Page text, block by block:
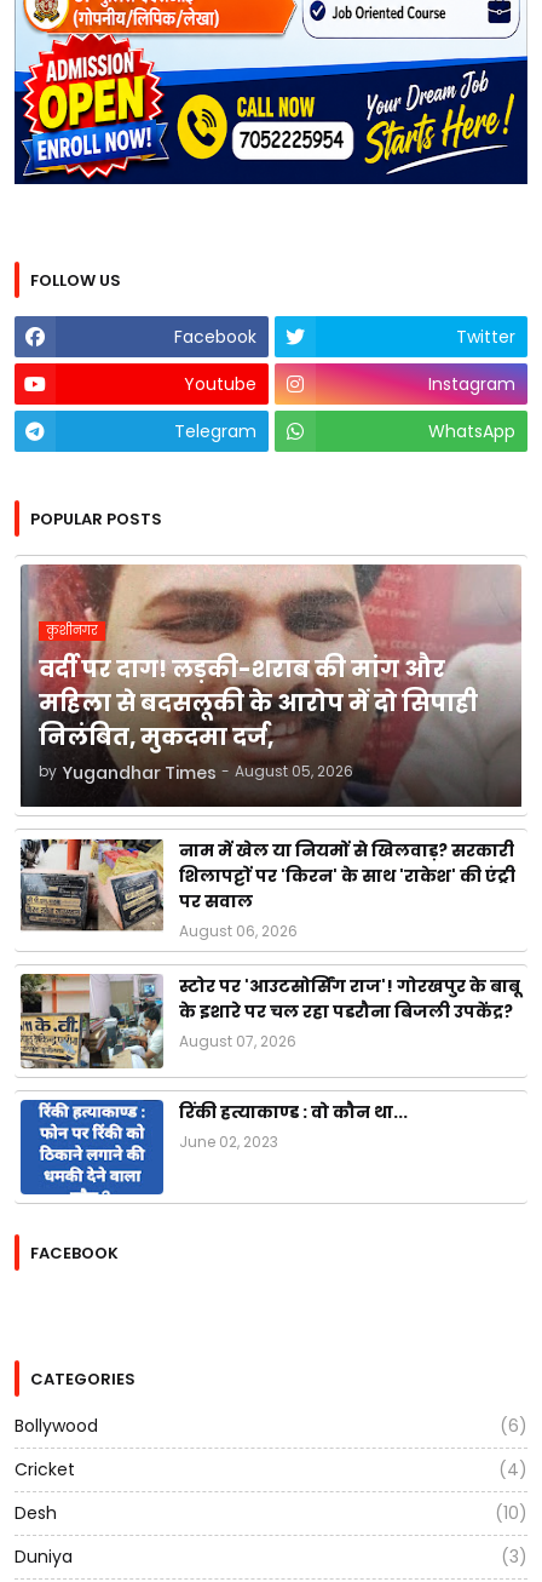
FOLLOW US
Facebook
Twitter
Youtube
Instagram
Telegram
WhatsApp
POPULAR POSTS
कुशीनगर
वर्दी पर दाग! लड़की-शराब की मांग और
महिला से बदसलूकी के आरोप में दो सिपाही
निलंबित, मुकदमा दर्ज,
by Yugandhar Times - August 05, 2026
नाम में खेल या नियमों से खिलवाड़? सरकारी
शिलापट्टों पर 'किरन' के साथ 'राकेश' की एंट्री
पर सवाल
August 06, 2026
स्टोर पर 'आउटसोर्सिंग राज'! गोरखपुर के बाबू
के इशारे पर चल रहा पडरौना बिजली उपकेंद्र?
August 07, 2026
रिंकी हत्याकाण्ड : वो कौन था...
June 02, 2023
FACEBOOK
CATEGORIES
Bollywood
(6)
Cricket
(4)
Desh
(10)
Duniya
(3)